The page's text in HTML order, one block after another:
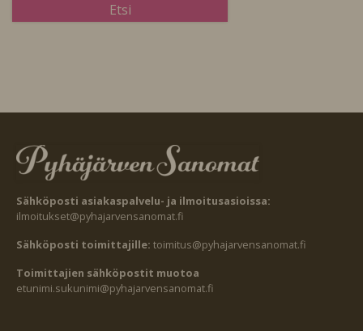
Sähköposti asiakaspalvelu- ja ilmoitusasioissa:
ilmoitukset@pyhajarvensanomat.fi
Sähköposti toimittajille: toimitus@pyhajarvensanomat.fi
Toimittajien sähköpostit muotoa
etunimi.sukunimi@pyhajarvensanomat.fi